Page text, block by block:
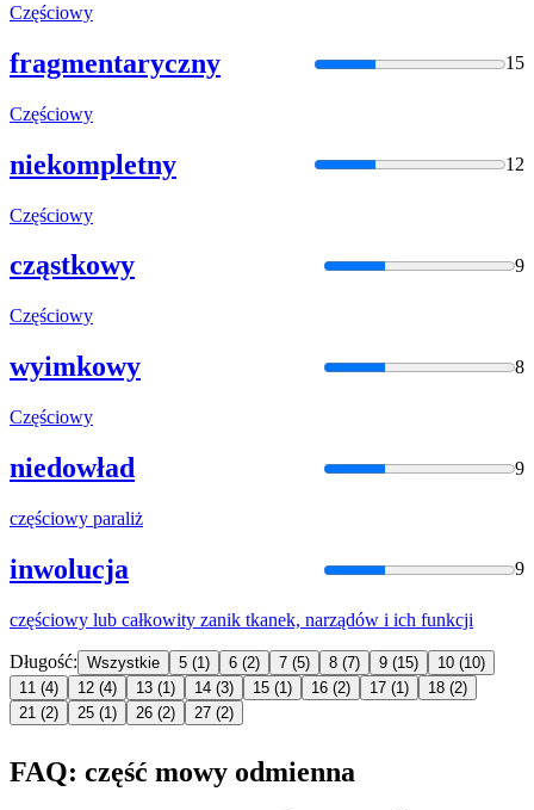
Częściowy
fragmentaryczny 15
Częściowy
niekompletny 12
Częściowy
cząstkowy 9
Częściowy
wyimkowy 8
Częściowy
niedowład 9
częściowy paraliż
inwolucja 9
częściowy lub całkowity zanik tkanek, narządów i ich funkcji
Długość: Wszystkie 5 (1) 6 (2) 7 (5) 8 (7) 9 (15) 10 (10)
11 (4) 12 (4) 13 (1) 14 (3) 15 (1) 16 (2) 17 (1) 18 (2)
21 (2) 25 (1) 26 (2) 27 (2)
FAQ: część mowy odmienna